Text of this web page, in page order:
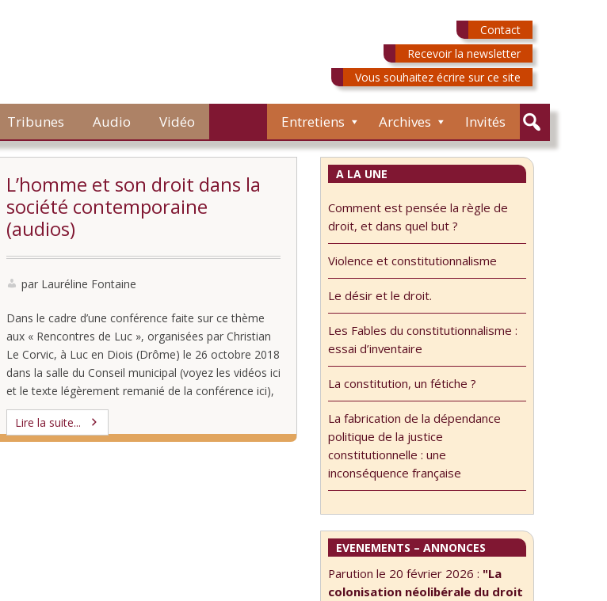
Contact
Recevoir la newsletter
Vous souhaitez écrire sur ce site
Invités
Archives
Entretiens
Tribunes Audio Vidéo
L’homme et son droit dans la
société contemporaine
(audios)
par Lauréline Fontaine
Dans le cadre d’une conférence faite sur ce thème
aux « Rencontres de Luc », organisées par Christian
Le Corvic, à Luc en Diois (Drôme) le 26 octobre 2018
dans la salle du Conseil municipal (voyez les vidéos ici
et le texte légèrement remanié de la conférence ici),
et dans le cadre d’un débat organisé dans la …
Lire la suite...
A LA UNE
Comment est pensée la règle de
droit, et dans quel but ?
Violence et constitutionnalisme
Le désir et le droit.
Les Fables du constitutionnalisme :
essai d’inventaire
La constitution, un fétiche ?
La fabrication de la dépendance
politique de la justice
constitutionnelle : une
inconséquence française
EVENEMENTS – ANNONCES
Parution le 20 février 2026 : "La
colonisation néolibérale du droit